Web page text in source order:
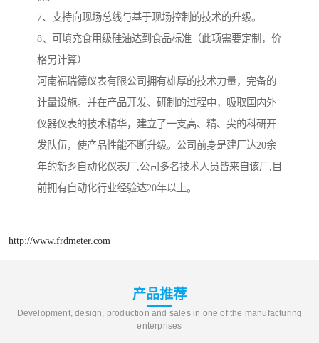
7、支持向现场总线与基于现场控制的技术的升级。
8、可填充食用级硅油达到食品标准（此项需要定制，价
格另计算）
河南福瑞德仪表有限公司拥有雄厚的技术力量，完备的
计量设施。并在产品开发、研制的过程中，吸取国内外
仪器仪表的技术精华，建立了一支高、精、尖的科研开
发队伍，使产品性能不断升级。公司前身是建厂达20余
年的新乡自动化仪表厂,公司多名技术人员皆来自该厂,目
前拥有自动化行业经验达20年以上。
http://www.frdmeter.com
产品推荐
Development, design, production and sales in one of the manufacturing
enterprises